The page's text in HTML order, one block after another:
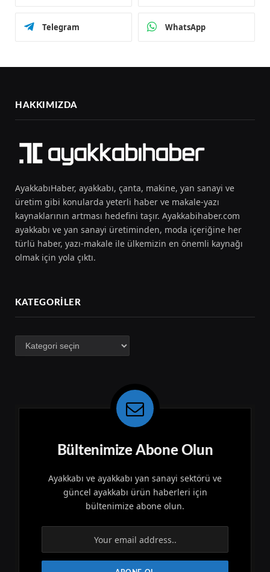
Telegram WhatsApp
HAKKIMIZDA
AyakkabıHaber, ayakkabı, çanta, makine, yan sanayi ve
üretim gibi konularda yeterli haber ve makale-yazı
kaynaklarının artması hedefini taşır. Ayakkabihaber.com
ayakkabı ve yan sanayi üretiminden, moda içeriğine her
türlü haber, yazı-makale ile ülkemizin en önemli kaynağı
olmak için yola çıktı.
KATEGORILER
Kategoriler
Bültenimize Abone Olun
Ayakkabı ve ayakkabı yan sanayi sektörü ve
güncel ayakkabı ürün haberleri için
bültenimize abone olun.